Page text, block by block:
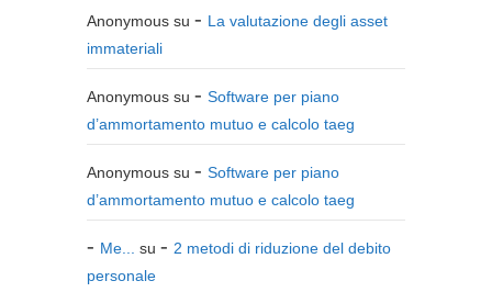
Anonymous su
La valutazione degli asset
immateriali
Anonymous su
Software per piano
d’ammortamento mutuo e calcolo taeg
Anonymous su
Software per piano
d’ammortamento mutuo e calcolo taeg
Me... su
2 metodi di riduzione del debito
personale